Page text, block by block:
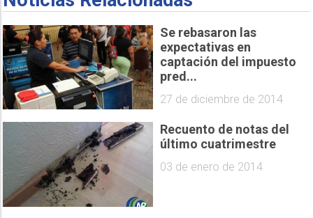
Se rebasaron las
expectativas en
captación del impuesto
pred...
27 de diciembre de 2014
Recuento de notas del
último cuatrimestre
03 de enero de 2014